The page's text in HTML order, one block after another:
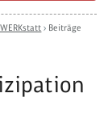
› Beiträge